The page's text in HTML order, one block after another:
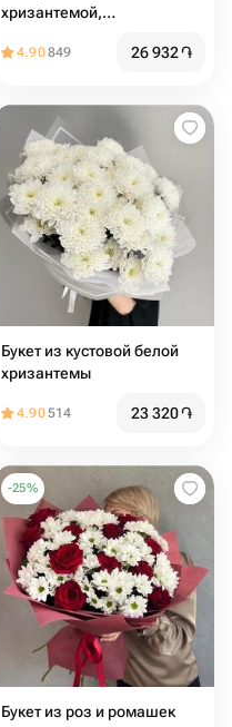
хризантемой,
4.90849 26 932֏
Букет из кустовой белой
хризантемы
4.90514 23 320֏
-25%
Букет из роз и ромашек